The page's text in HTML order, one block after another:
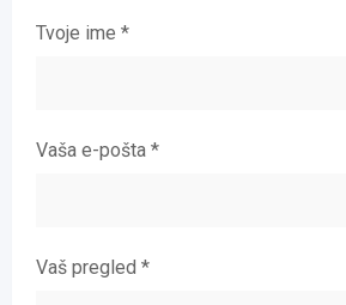
Tvoje ime *
Vaša e-pošta *
Vaš pregled *